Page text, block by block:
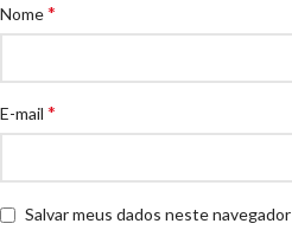
Nome*
E-mail *
Salvar meus dados neste